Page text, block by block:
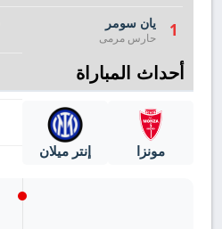
1 يان سومر
حارس مرمى
أحداث المباراة
مونزا إنتر ميلان